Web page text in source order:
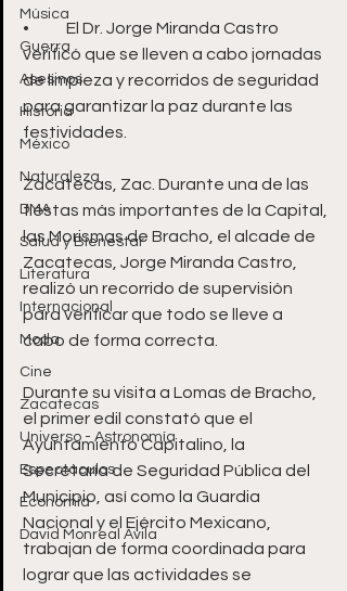
Música
Guerra
Asesinos
Historia
México
Naturaleza
DMA
Salud y Bienestar
Literatura
Internacional
Moda
Cine
Zacatecas
Universo - Astronomía
Espectáculos
Economía
David Monreal Ávila
•	El Dr. Jorge Miranda Castro
verificó que se lleven a cabo jornadas
de limpieza y recorridos de seguridad
para garantizar la paz durante las
festividades.
Zacatecas, Zac. Durante una de las
fiestas más importantes de la Capital,
las Morismas de Bracho, el alcade de
Zacatecas, Jorge Miranda Castro,
realizó un recorrido de supervisión
para verificar que todo se lleve a
cabo de forma correcta.
Durante su visita a Lomas de Bracho,
el primer edil constató que el
Ayuntamiento Capitalino, la
Secretaría de Seguridad Pública del
Municipio, así como la Guardia
Nacional y el Ejército Mexicano,
trabajan de forma coordinada para
lograr que las actividades se